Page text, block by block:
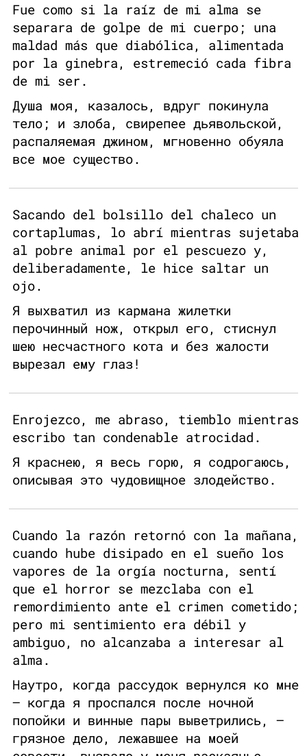
Fue como si la raíz de mi alma se
separara de golpe de mi cuerpo; una
maldad más que diabólica, alimentada
por la ginebra, estremeció cada fibra
de mi ser.
Душа моя, казалось, вдруг покинула
тело; и злоба, свирепее дьявольской,
распаляемая джином, мгновенно обуяла
все мое существо.
Sacando del bolsillo del chaleco un
cortaplumas, lo abrí mientras sujetaba
al pobre animal por el pescuezo y,
deliberadamente, le hice saltar un
ojo.
Я выхватил из кармана жилетки
перочинный нож, открыл его, стиснул
шею несчастного кота и без жалости
вырезал ему глаз!
Enrojezco, me abraso, tiemblo mientras
escribo tan condenable atrocidad.
Я краснею, я весь горю, я содрогаюсь,
описывая это чудовищное злодейство.
Cuando la razón retornó con la mañana,
cuando hube disipado en el sueño los
vapores de la orgía nocturna, sentí
que el horror se mezclaba con el
remordimiento ante el crimen cometido;
pero mi sentimiento era débil y
ambiguo, no alcanzaba a interesar al
alma.
Наутро, когда рассудок вернулся ко мне
— когда я проспался после ночной
попойки и винные пары выветрились, —
грязное дело, лежавшее на моей